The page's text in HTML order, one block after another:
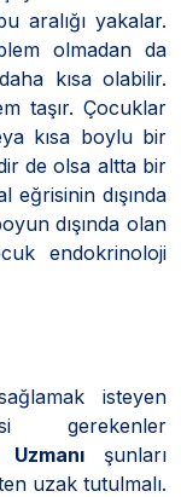
aralığı yakalar.
olmadan da
kısa olabilir.
taşır. Çocuklar
kısa boylu bir
de olsa altta bir
dışında
dışında olan
endokrinoloji
isteyen
gerekenler
şunları
uzak tutulmalı.